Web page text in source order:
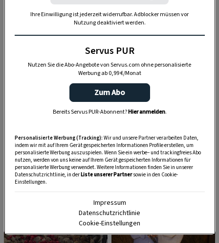
„Servus Garten“ auf WhatsApp
Nutzen Sie WhatsApp auf Ihrem Handy und lieben es, auf
dem Balkon, der Terrasse oder im Garten zu werkeln? In
unserem kostenlosen WhatsApp-Kanal finden Sie täglich
Tipps und Tricks für Garten, Terrasse, Balkon- und
Zimmerpflanzen.
Ihre Einwilligung ist jederzeit widerrufbar. Adblocker müssen vor
Nutzung deaktiviert werden.
Servus PUR
Nutzen Sie die Abo-Angebote von Servus.com ohne personalisierte
Werbung ab 0,99 €/Monat
Zum Abo
Bereits Servus PUR-Abonnent?Hier anmelden.
Personalisierte Werbung (Tracking): Wir und unsere Partner verarbeiten Daten,
indem wir mit auf Ihrem Gerät gespeicherten Informationen Profile erstellen, um
personalisierte Werbung auszuspielen. Wenn Sie ein werbe– und trackingfreies Abo
nutzen, werden von uns keine auf Ihrem Gerät gespeicherten Informationen für
personalisierte Werbung verwendet. Weitere Informationen finden Sie in unserer
Datenschutzrichtlinie, in derListe unserer Partnersowie in den Cookie-
Einstellungen.
Impressum
Datenschutzrichtlinie
Cookie-Einstellungen